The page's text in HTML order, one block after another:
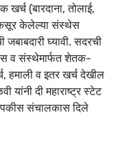
(बारदाना, तोलाई,
कसूर केलेल्या संस्थेस
घ्यावी. सदरची
व संस्थेमार्फत शेतक-
हमाली व इतर खर्च देखील
यांनी दी महाराष्ट्र स्टेट
संचालकास दिले